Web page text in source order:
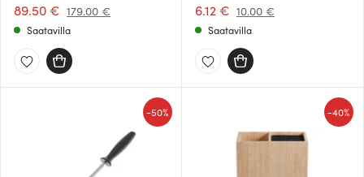
89.50 € 179.00 €
Saatavilla
6.12 € 10.00 €
Saatavilla
-50% -40%